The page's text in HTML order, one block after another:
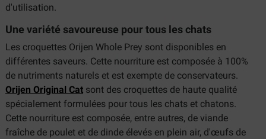
d'utilisation.
Une variété savoureuse pour tous les chats
Les croquettes Orijen Whole Prey sont disponibles en
différentes saveurs. Cette nourriture est composée à 100%
de nutriments naturels et est exempte de conservateurs.
Orijen Original Cat sont des croquettes de haute qualité
spécialement formulées pour tous les chats et chatons.
Cette nourriture est composée, entre autres, de viande
fraîche de poulet et de dinde élevés en plein air, d'œufs de